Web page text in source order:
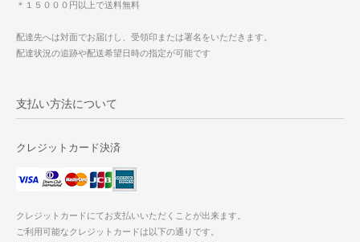
＊１５０００円以上で送料無料
配達先へは対面でお届けし、受領印または署名をいただきます。
配達状況の追跡や配送希望日時の指定が可能です
支払い方法について
クレジットカード決済
クレジットカードにてお支払いいただくことが出来ます。
ご利用可能なクレジットカードは以下の通りです。